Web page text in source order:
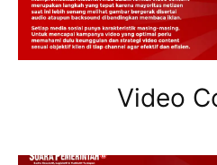
Video